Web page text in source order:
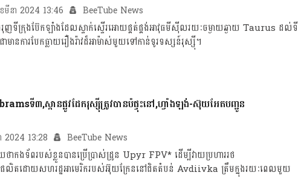
មីនា 2024 13:46 BeeTube News
ញទីក្រុងប៊ែកឡាំងដែលស្ទាក់ស្ទើរអោយផ្គត់ផ្គង់អាវុធមីស៊ីលរយៈចម្ងាយឆ្ងាយ Taurus ដល់ទី
ានការបែកធ្លាយរឿងរ៉ាវដ៏អាម៉ាស់មួយទៅកាន់ទូរទស្សន៍រុស្ស៊ី។
ទី៣,ស្ពានផ្លូវដែករុស្ស៊ីត្រូវបានបំផ្ទុះនៅ,ហ្វាំងឡង់-ស៊ុយអែតបញ្ជូន
ា 2024 13:28 BeeTube News
ាកងទ័ពរបស់ខ្លួនបានប្រើប្រាស់ដ្រូន Upyr FPV* ដើម្បីវាយប្រហាររថ
លិតដោយសហរដ្ឋអាមេរិករបស់អ៊ុយក្រែននៅជិតតំបន់ Avdiivka ត្រឹមក្នុងរយៈពេលមួយ